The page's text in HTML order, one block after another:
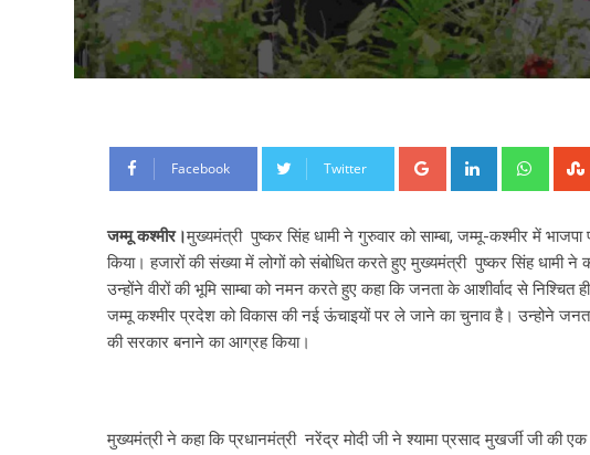
Facebook Twitter Google+ LinkedIn
जम्मू कश्मीर।मुख्यमंत्री पुष्कर सिंह धामी ने गुरुवार को साम्बा, जम्मू-कश्मीर में
किया। हजारों की संख्या में लोगों को संबोधित करते हुए मुख्यमंत्री पुष्कर सिंह धामी ने
उन्होंने वीरों की भूमि साम्बा को नमन करते हुए कहा कि जनता के आशीर्वाद से निश्चित
जम्मू कश्मीर प्रदेश को विकास की नई ऊंचाइयों पर ले जाने का चुनाव है।
की सरकार बनाने का आग्रह किया।
मुख्यमंत्री ने कहा कि प्रधानमंत्री नरेंद्र मोदी जी ने श्यामा प्रसाद मुखर्जी जी की